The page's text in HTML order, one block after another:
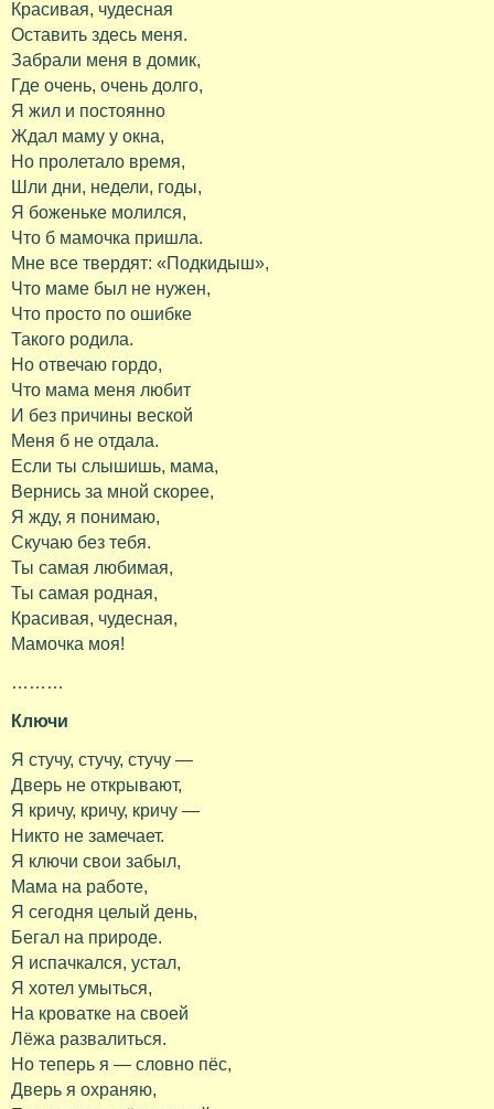
Красивая, чудесная
Оставить здесь меня.
Забрали меня в домик,
Где очень, очень долго,
Я жил и постоянно
Ждал маму у окна,
Но пролетало время,
Шли дни, недели, годы,
Я боженьке молился,
Что б мамочка пришла.
Мне все твердят: «Подкидыш»,
Что маме был не нужен,
Что просто по ошибке
Такого родила.
Но отвечаю гордо,
Что мама меня любит
И без причины веской
Меня б не отдала.
Если ты слышишь, мама,
Вернись за мной скорее,
Я жду, я понимаю,
Скучаю без тебя.
Ты самая любимая,
Ты самая родная,
Красивая, чудесная,
Мамочка моя!
………
Ключи
Я стучу, стучу, стучу —
Дверь не открывают,
Я кричу, кричу, кричу —
Никто не замечает.
Я ключи свои забыл,
Мама на работе,
Я сегодня целый день,
Бегал на природе.
Я испачкался, устал,
Я хотел умыться,
На кроватке на своей
Лёжа развалиться.
Но теперь я — словно пёс,
Дверь я охраняю,